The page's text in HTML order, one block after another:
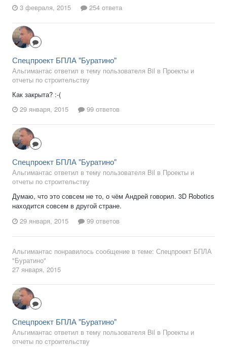
3 февраля, 2015
254 ответа
Спецпроект БПЛА "Буратино"
Альгимантас ответил в тему пользователя Bil в Проекты и
отчеты по строительству
Как закрыта? :-(
29 января, 2015
99 ответов
Спецпроект БПЛА "Буратино"
Альгимантас ответил в тему пользователя Bil в Проекты и
отчеты по строительству
Думаю, что это совсем не то, о чём Андрей говорил. 3D Robotics
находится совсем в другой стране.
29 января, 2015
99 ответов
Альгимантас понравилось сообщение в теме: Спецпроект БПЛА
"Буратино"
27 января, 2015
Спецпроект БПЛА "Буратино"
Альгимантас ответил в тему пользователя Bil в Проекты и
отчеты по строительству